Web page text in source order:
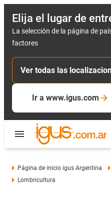
Elija el lugar de
La selección de la página de
factores
Ver todas las
Ir a www.igus.com
Página de inicio igus Argentina
Lombricultura